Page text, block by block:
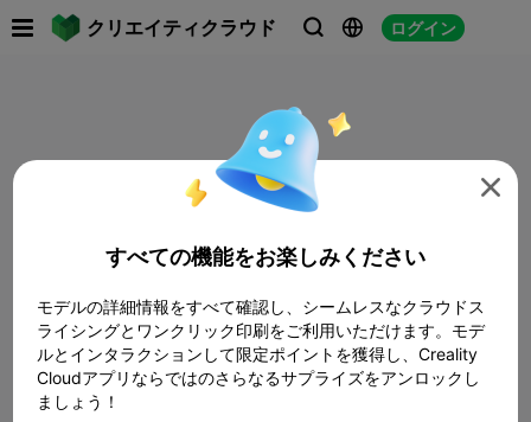
クリエイティクラウド   ログイン

すべての機能をお楽しみください
モデルの詳細情報をすべて確認し、シームレスなクラウドス
ライシングとワンクリック印刷をご利用いただけます。モデ
ルとインタラクションして限定ポイントを獲得し、Creality
Cloudアプリならではのさらなるサプライズをアンロックし
ましょう！